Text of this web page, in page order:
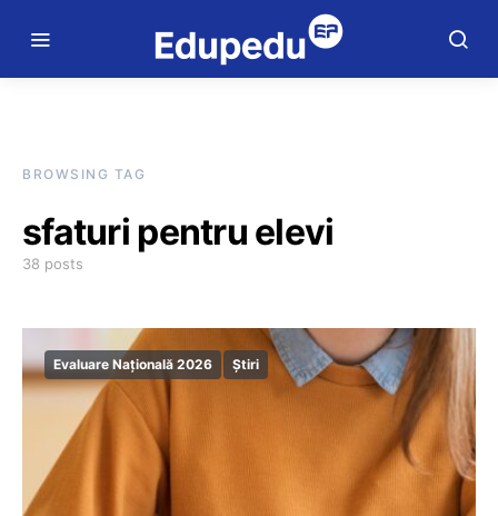
BROWSING TAG
sfaturi pentru elevi
38 posts
Evaluare Națională 2026 Știri